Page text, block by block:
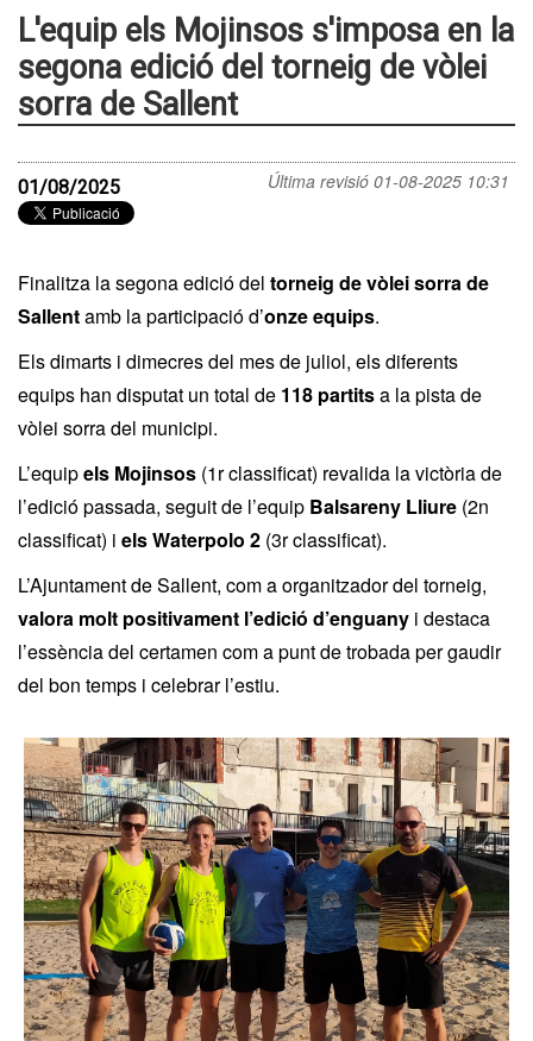
L'equip els Mojinsos s'imposa en la
segona edició del torneig de vòlei
sorra de Sallent
Última revisió 01-08-2025 10:31
01/08/2025
Finalitza la segona edició del torneig de vòlei sorra de
Sallentamb la participació d’onze equips.
Els dimarts i dimecres del mes de juliol, els diferents
equips han disputat un total de 118 partitsa la pista de
vòlei sorra del municipi.
L’equipels Mojinsos (1r classificat) revalida la victòria de
l’edició passada, seguit de l’equip Balsareny Lliure (2n
classificat) i els Waterpolo 2 (3r classificat).
L’Ajuntament de Sallent, com a organitzador del torneig,
valora molt positivament l’edició d’enguany i destaca
l’essència del certamen com a punt de trobada per gaudir
del bon temps i celebrar l’estiu.